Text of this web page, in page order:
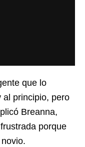
que lo
al principio, pero
Breanna,
porque